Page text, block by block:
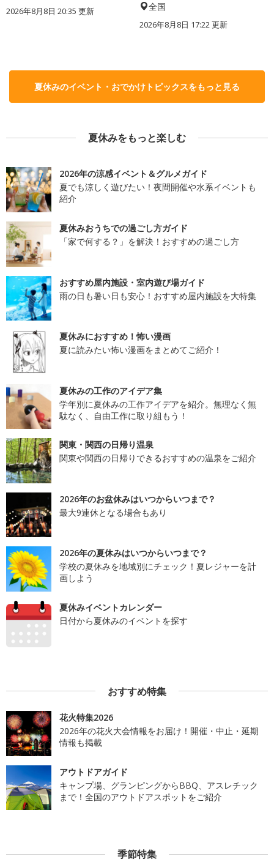
2026年8月8日 20:35 更新 全国
2026年8月8日 17:22更新
夏休みのイベント・おでかけトピックスをもっと見る
夏休みをもっと楽しむ
2026年の涼感イベント＆グルメガイド
夏でも涼しく遊びたい！夜間開催や水系イベントも
紹介
夏休みおうちでの過ごし方ガイド
「家で何する？」を解決！おすすめの過ごし方
おすすめ屋内施設・室内遊び場ガイド
雨の日も暑い日も安心！おすすめ屋内施設を大特集
夏休みにおすすめ！怖い漫画
夏に読みたい怖い漫画をまとめてご紹介！
夏休みの工作のアイデア集
学年別に夏休みの工作アイデアを紹介。無理なく無
駄なく、自由工作に取り組もう！
関東・関西の日帰り温泉
関東や関西の日帰りできるおすすめの温泉をご紹介
2026年のお盆休みはいつからいつまで？
最大9連休となる場合もあり
2026年の夏休みはいつからいつまで？
学校の夏休みを地域別にチェック！夏レジャーを計
画しよう
夏休みイベントカレンダー
日付から夏休みのイベントを探す
おすすめ特集
花火特集2026
2026年の花火大会情報をお届け！開催・中止・延期
情報も掲載
アウトドアガイド
キャンプ場、グランピングからBBQ、アスレチック
まで！全国のアウトドアスポットをご紹介
季節特集